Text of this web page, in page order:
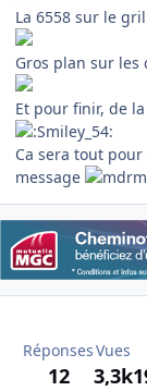
La 6558 sur le
Gros plan sur les
Et pour finir, de
Ca sera tout
message
Réponses
12
Vues
3,3k